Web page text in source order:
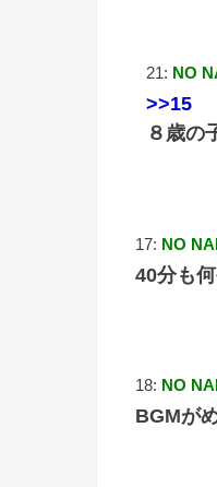
21: NO
>>15
８歳の
17: NO
40分も
18: NO
BGMが